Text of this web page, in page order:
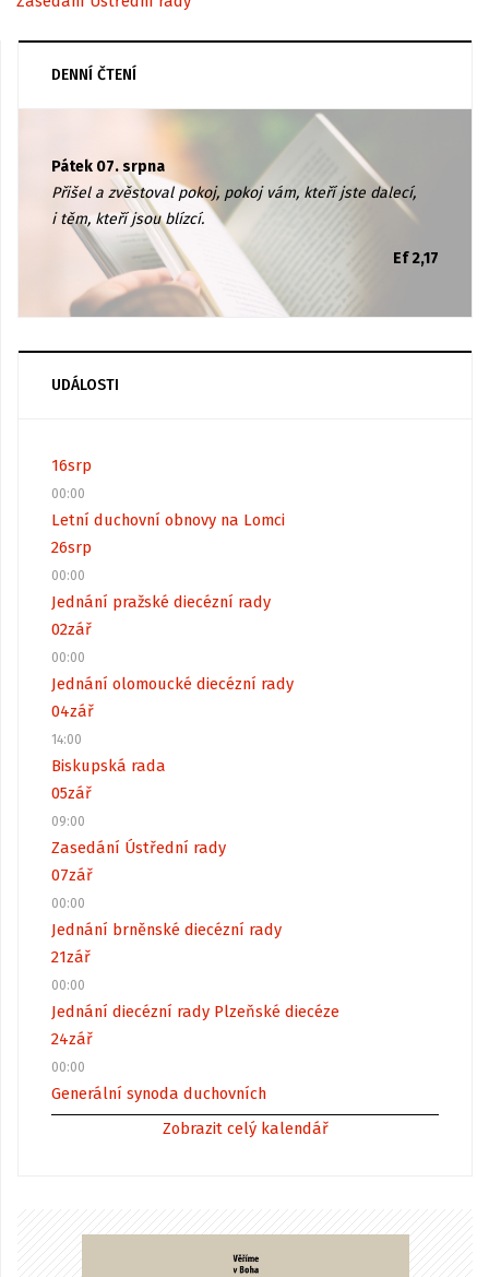
DENNÍ ČTENÍ
Pátek 07. srpna
Přišel a zvěstoval pokoj, pokoj vám, kteří jste dalecí,
i těm, kteří jsou blízcí.
Ef 2,17
UDÁLOSTI
16srp
00:00
Letní duchovní obnovy na Lomci
26srp
00:00
Jednání pražské diecézní rady
02zář
00:00
Jednání olomoucké diecézní rady
04zář
14:00
Biskupská rada
05zář
09:00
Zasedání Ústřední rady
07zář
00:00
Jednání brněnské diecézní rady
21zář
00:00
Jednání diecézní rady Plzeňské diecéze
24zář
00:00
Generální synoda duchovních
Zobrazit celý kalendář